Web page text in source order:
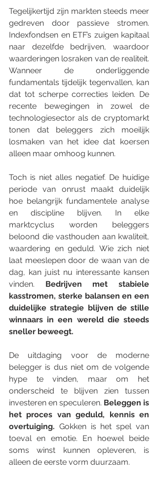
Tegelijkertijd zijn markten steeds meer
gedreven door passieve stromen.
Indexfondsen en ETF’s zuigen kapitaal
naar dezelfde bedrijven, waardoor
waarderingen losraken van de realiteit.
Wanneer de onderliggende
fundamentals tijdelijk tegenvallen, kan
dat tot scherpe correcties leiden. De
recente bewegingen in zowel de
technologiesector als de cryptomarkt
tonen dat beleggers zich moeilijk
losmaken van het idee dat koersen
alleen maar omhoog kunnen.
Toch is niet alles negatief. De huidige
periode van onrust maakt duidelijk
hoe belangrijk fundamentele analyse
en discipline blijven. In elke
marktcyclus worden beleggers
beloond die vasthouden aan kwaliteit,
waardering en geduld. Wie zich niet
laat meeslepen door de waan van de
dag, kan juist nu interessante kansen
vinden. Bedrijven met stabiele
kasstromen, sterke balansen en een
duidelijke strategie blijven de stille
winnaars in een wereld die steeds
sneller beweegt.
De uitdaging voor de moderne
belegger is dus niet om de volgende
hype te vinden, maar om het
onderscheid te blijven zien tussen
investeren en speculeren. Beleggen is
het proces van geduld, kennis en
overtuiging. Gokken is het spel van
toeval en emotie. En hoewel beide
soms winst kunnen opleveren, is
alleen de eerste vorm duurzaam.